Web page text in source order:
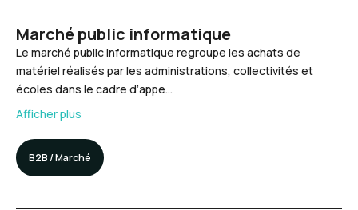
Marché public informatique
Le marché public informatique regroupe les achats de
matériel réalisés par les administrations, collectivités et
écoles dans le cadre d’appe…
Afficher plus
B2B / Marché